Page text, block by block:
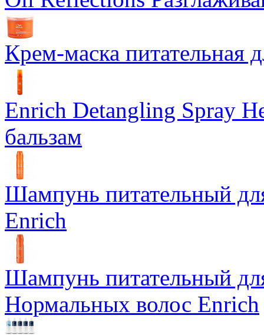
Крем-маска питательная
Enrich Detangling Spray
бальзам
Шампунь питательный
Enrich
Шампунь питательный
Нормальных волос Enrich